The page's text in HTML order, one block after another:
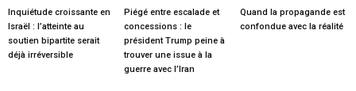
Inquiétude croissante en
Israël : l’atteinte au
soutien bipartite serait
déjà irréversible
Piégé entre escalade et
concessions : le
président Trump peine à
trouver une issue à la
guerre avec l’Iran
Quand la propagande est
confondue avec la réalité